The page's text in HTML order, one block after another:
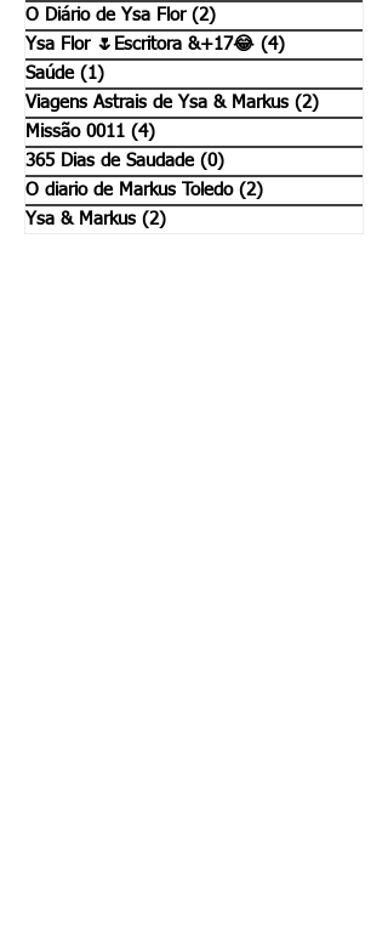
O Diário de Ysa Flor (2)
Ysa Flor 🌷Escritora &+17😂 (4)
Saúde (1)
Viagens Astrais de Ysa & Markus (2)
Missão 0011 (4)
365 Dias de Saudade (0)
O diario de Markus Toledo (2)
Ysa & Markus (2)